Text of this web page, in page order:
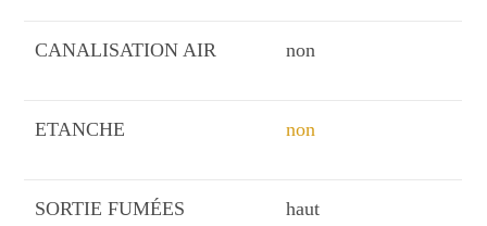
CANALISATION AIR non
ETANCHE non
SORTIE FUMÉES haut